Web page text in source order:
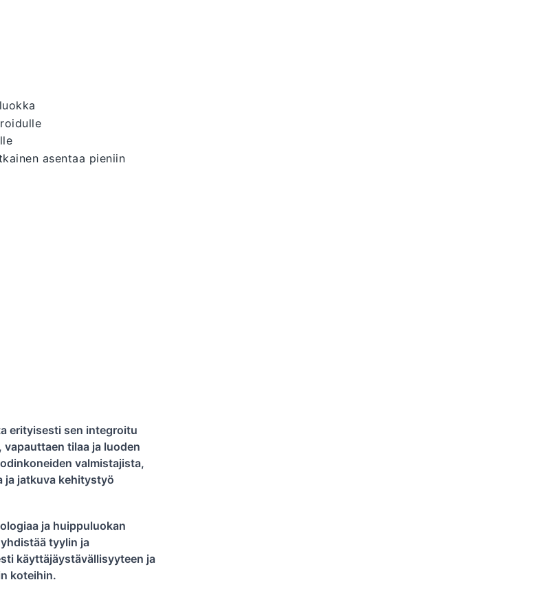
asentaa pieniin
erityisesti sen integroitu
tilaa ja luoden
valmistajista,
ja jatkuva kehitystyö
ja huippuluokan
tyylin ja
käyttäjäystävällisyyteen ja
koteihin.